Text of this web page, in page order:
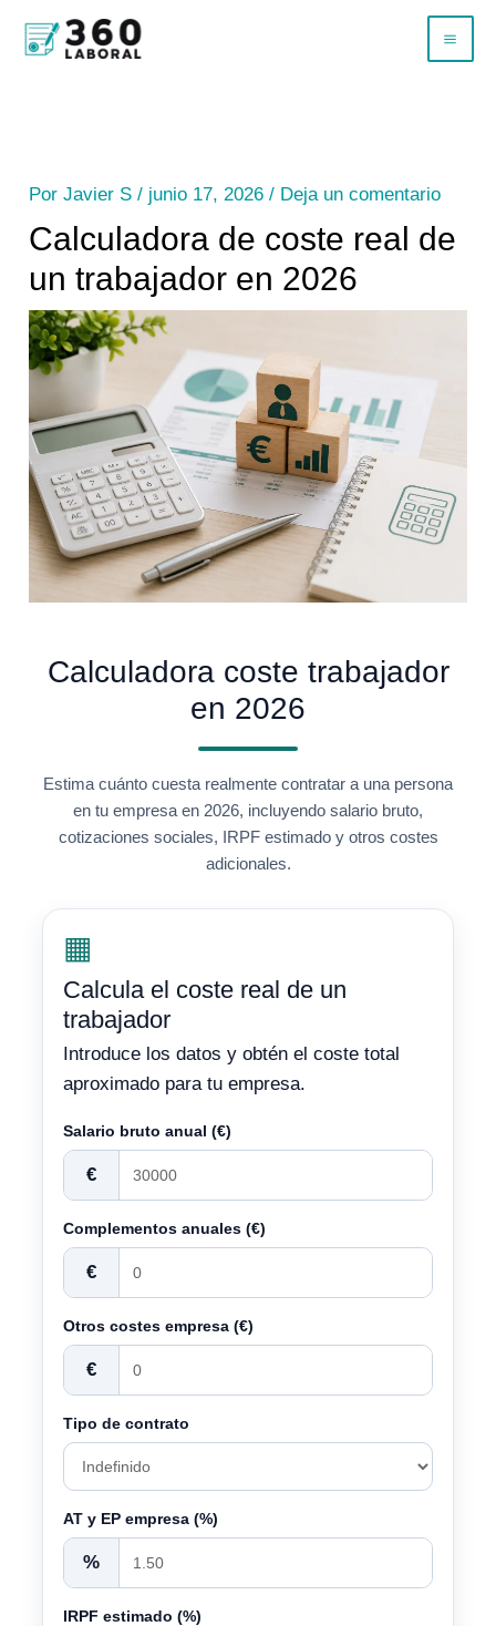
PorJavier S/ junio 17, 2026/ Deja un comentario
Calculadora de coste real de
un trabajador en 2026
Calculadora coste trabajador
en 2026
Estima cuánto cuesta realmente contratar a una persona
en tu empresa en 2026, incluyendo salario bruto,
cotizaciones sociales, IRPF estimado y otros costes
adicionales.
▦
Calcula el coste real de un
trabajador
Introduce los datos y obtén el coste total
aproximado para tu empresa.
Salario bruto anual (€)
€
Complementos anuales (€)
€
Otros costes empresa (€)
€
Tipo de contrato
AT y EP empresa (%)
%
IRPF estimado (%)
B
u
r